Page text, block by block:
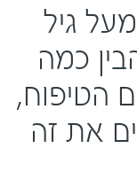
גיל
כמה
הטיפוח,
את זה